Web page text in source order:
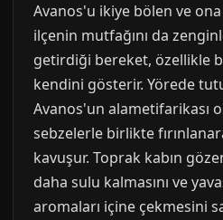
Avanos'u ikiye bölen ve ona
ilçenin mutfağını da
getirdiği bereket, özellikle
kendini gösterir. Yörede
Avanos'un alametifarikası
sebzelerle birlikte
kavuşur. Toprak kabın
daha sulu kalmasını ve
aromaları içine çekmesini